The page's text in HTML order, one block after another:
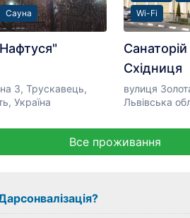
Сауна
3, Трускавець,
Україна
Wi-Fi
Східниця
вулиця
Львівська
Все проживання